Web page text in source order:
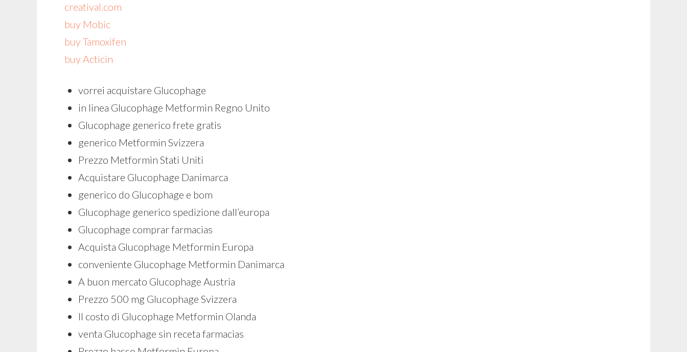
creatival.com
buy Mobic
buy Tamoxifen
buy Acticin
vorrei acquistare Glucophage
in linea Glucophage Metformin Regno Unito
Glucophage generico frete gratis
generico Metformin Svizzera
Prezzo Metformin Stati Uniti
Acquistare Glucophage Danimarca
generico do Glucophage e bom
Glucophage generico spedizione dall’europa
Glucophage comprar farmacias
Acquista Glucophage Metformin Europa
conveniente Glucophage Metformin Danimarca
A buon mercato Glucophage Austria
Prezzo 500 mg Glucophage Svizzera
Il costo di Glucophage Metformin Olanda
venta Glucophage sin receta farmacias